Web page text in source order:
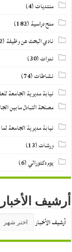
منتديات(4)
منح دراسية (182)
نادي البحث عن وظيفة (2)
ندوات(30)
نشاطات(74)
نيابة مديرية الجامعة
مصلحة التبادل مابين
نيابة مديرية الجامعة
ورشات(13)
يوم دكتورالي(6)
أرشيف الأخبار
أرشيف الأخبار